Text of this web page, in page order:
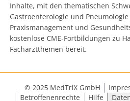
Inhalte, mit den thematischen
Gastroenterologie und
Praxismanagement und
kostenlose CME-Fortbildungen zu
Facharztthemen bereit.
© 2025 MedTriX GmbH
Betroffenenrechte
Hilfe